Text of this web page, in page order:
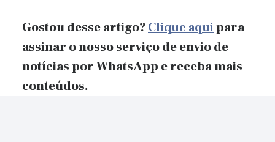
Gostou desse artigo?Clique aquipara
assinar o nosso serviço de envio de
notícias por WhatsApp e receba mais
conteúdos.